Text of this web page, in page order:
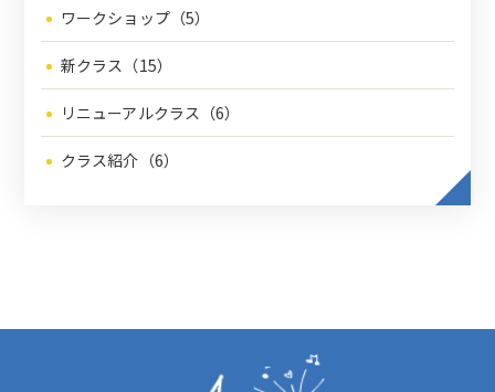
ワークショップ（5）
新クラス（15）
リニューアルクラス（6）
クラス紹介（6）